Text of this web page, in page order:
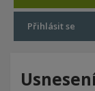
Přihlásit se